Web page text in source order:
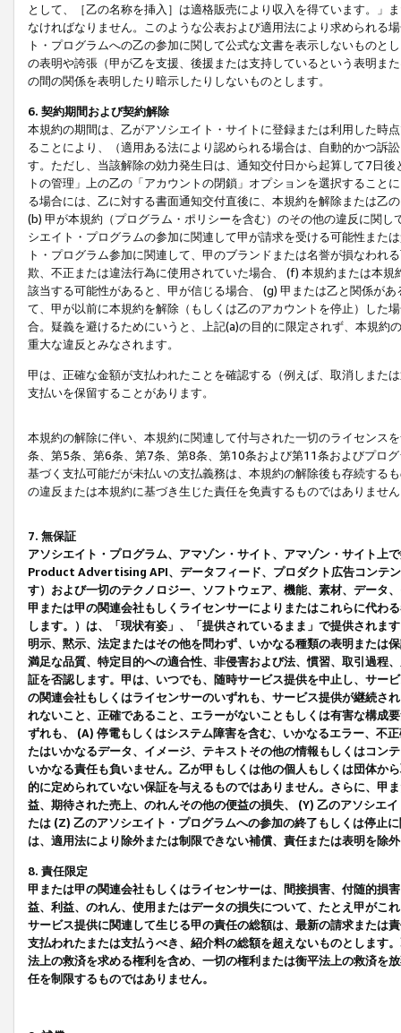
として、［乙の名称を挿入］は適格販売により収入を得ています。」
なければなりません。このような公表および適用法により求められる
ト・プログラムへの乙の参加に関して公式な文書を表示しないもの
の表明や誇張（甲が乙を支援、後援または支持しているという表明ま
の間の関係を表明したり暗示したりしないものとします。
6. 契約期間および契約解除
本規約の期間は、乙がアソシエイト・サイトに登録または利用した時
ることにより、（適用ある法により認められる場合は、自動的かつ訴
す。ただし、当該解除の効力発生日は、通知交付日から起算して7日
トの管理」上の乙の「アカウントの閉鎖」オプションを選択するこ
る場合には、乙に対する書面通知交付直後に、本規約を解除または乙
(b) 甲が本規約（プログラム・ポリシーを含む）のその他の違反に関
シエイト・プログラムの参加に関連して甲が請求を受ける可能性また
ト・プログラム参加に関連して、甲のブランドまたは名誉が損なわれ
欺、不正または違法行為に使用されていた場合、 (f) 本規約または本
該当する可能性があると、甲が信じる場合、 (g) 甲または乙と関係が
て、甲が以前に本規約を解除（もしくは乙のアカウントを停止）した
合。疑義を避けるためにいうと、上記(a)の目的に限定されず、本規
重大な違反とみなされます。
甲は、正確な金額が支払われたことを確認する（例えば、取消しまた
支払いを保留することがあります。
本規約の解除に伴い、本規約に関連して付与された一切のライセンス
条、第5条、第6条、第7条、第8条、第10条および第11条およびプロ
基づく支払可能だが未払いの支払義務は、本規約の解除後も存続する
の違反または本規約に基づき生じた責任を免責するものではありませ
7. 無保証
アソシエイト・プログラム、アマゾン・サイト、アマゾン・サイト上
Product Advertising API、データフィード、プロダクト広告コンテ
す）および一切のテクノロジー、ソフトウェア、機能、素材、データ
甲または甲の関連会社もしくライセンサーによりまたはこれらに代わ
します。）は、「現状有姿」、「提供されているまま」で提供されま
明示、黙示、法定またはその他を問わず、いかなる種類の表明または
満足な品質、特定目的への適合性、非侵害および法、慣習、取引過程
証を否認します。甲は、いつでも、随時サービス提供を中止し、サー
の関連会社もしくはライセンサーのいずれも、サービス提供が継続さ
れないこと、正確であること、エラーがないこともしくは有害な構成
ずれも、 (A) 停電もしくはシステム障害を含む、いかなるエラー、不
たはいかなるデータ、イメージ、テキストその他の情報もしくはコン
いかなる責任も負いません。乙が甲もしくは他の個人もしくは団体か
的に定められていない保証を与えるものではありません。さらに、甲
益、期待された売上、のれんその他の便益の損失、 (Y) 乙のアソシエ
たは (Z) 乙のアソシエイト・プログラムへの参加の終了もしくは停止
は、適用法により除外または制限できない補償、責任または表明を除
8. 責任限定
甲または甲の関連会社もしくはライセンサーは、間接損害、付随的損
益、利益、のれん、使用またはデータの損失について、たとえ甲がこ
サービス提供に関連して生じる甲の責任の総額は、最新の請求または
支払われたまたは支払うべき、紹介料の総額を超えないものとします
法上の救済を求める権利を含め、一切の権利または衡平法上の救済を
任を制限するものではありません。